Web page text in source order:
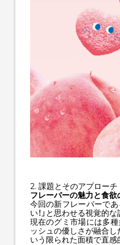
2. 課題とそのアプローチ
フレーバーの魅力と食
今回の新フレーバーであ
い！」と思わせる視覚的
現在のグミ市場には多
ッシュの優しさが融合し
いう限られた面積で直感